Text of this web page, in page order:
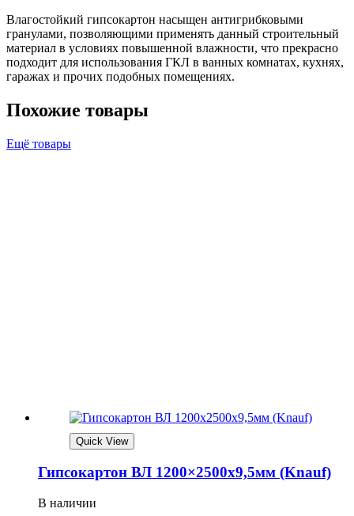
Влагостойкий гипсокартон насыщен антигрибковыми
гранулами, позволяющими применять данный строительный
материал в условиях повышенной влажности, что прекрасно
подходит для использования ГКЛ в ванных комнатах, кухнях,
гаражах и прочих подобных помещениях.
Похожие товары
Ещё товары
Quick View
Гипсокартон ВЛ 1200×2500х9,5мм (Knauf)
В наличии